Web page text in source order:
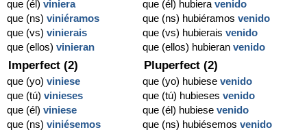
que (él) viniera
que (ns) viniéramos
que (vs) vinierais
que (ellos) vinieran
que (él) hubieravenido
que (ns) hubiéramosvenido
que (vs) hubieraisvenido
que (ellos) hubieranvenido
Imperfect (2)
que (yo) viniese
que (tú) vinieses
que (él) viniese
que (ns) viniésemos
Pluperfect (2)
que (yo) hubiesevenido
que (tú) hubiesesvenido
que (él) hubiesevenido
que (ns) hubiésemosvenido